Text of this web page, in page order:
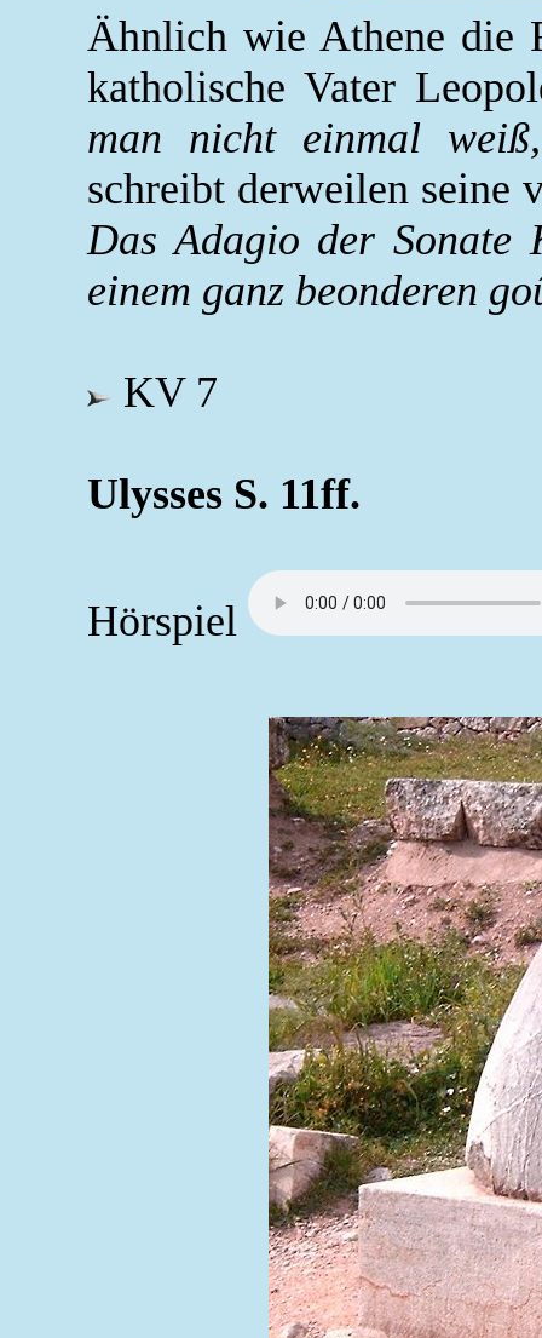
Ähnlich wie Athene die
katholische Vater
man nicht einmal
schreibt derweilen seine
Das Adagio der Sonate
einem ganz beonderen
KV 7
Ulysses S. 11ff.
Hörspiel